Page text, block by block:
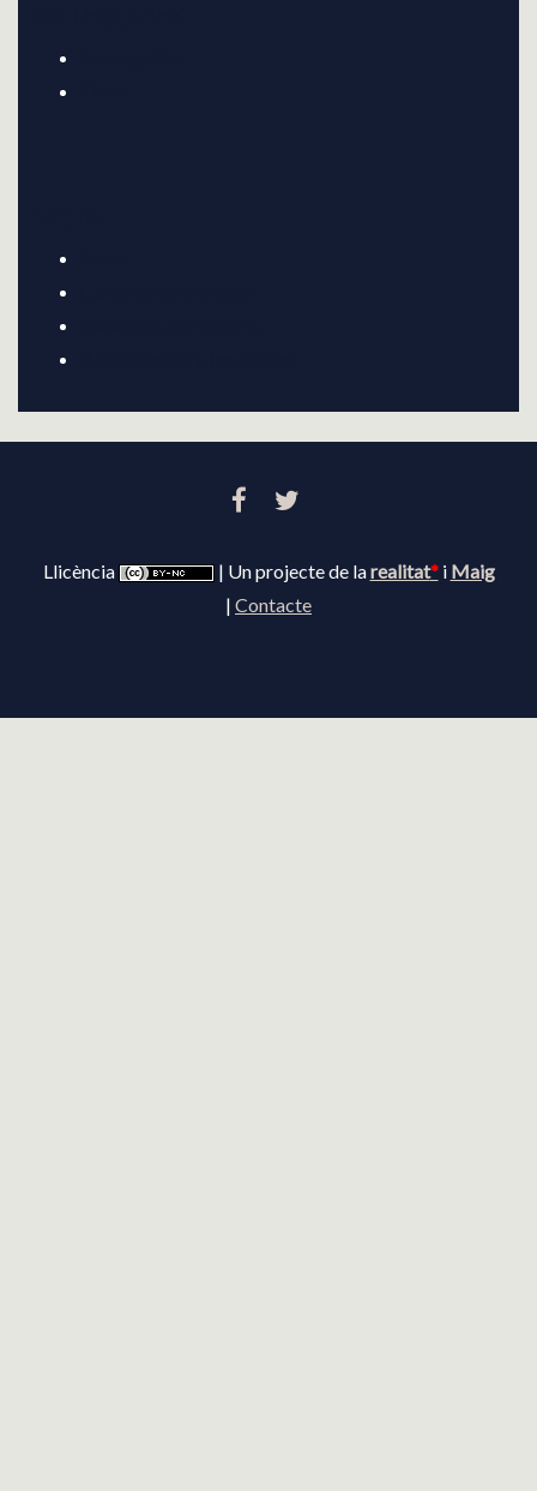
FACEBOOK
Llicència | Un projecte de larealitat*i Maig
| Contacte